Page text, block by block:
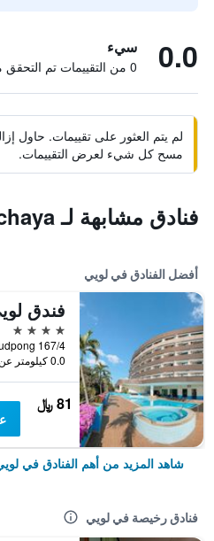
0.0 سيء
0 من التقييمات تم التحقق منها
لم يتم العثور على تقييمات. حاول
مسح كل شيء لعرض التقييمات.
فنادق مشابهة لـ Baan Supichaya
أفضل الفنادق في لويي
4 نجوم
0.0 كيلومتر عن وسط المدينة
81 ﷼
شاهد المزيد من أهم الفنادق في
فنادق رخيصة في لويي